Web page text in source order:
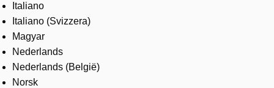
Italiano
Italiano (Svizzera)
Magyar
Nederlands
Nederlands (België)
Norsk